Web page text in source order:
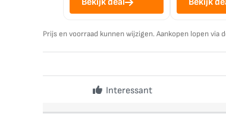
Prijs en voorraad kunnen wijzigen. Aankopen lopen via
Interessant